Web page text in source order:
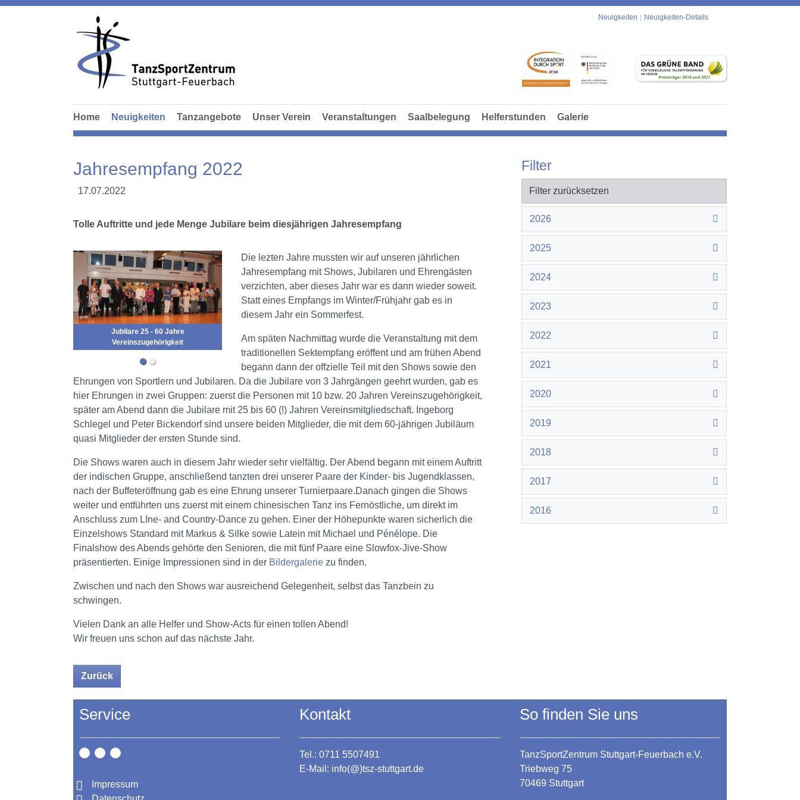
Neuigkeiten Neuigkeiten-Details
Home Neuigkeiten Tanzangebote Unser Verein Veranstaltungen Saalbelegung Helferstunden Galerie
Jahresempfang 2022
17.07.2022
Tolle Auftritte und jede Menge Jubilare beim diesjährigen Jahresempfang
Jubilare 25 - 60 Jahre
Vereinszugehörigkeit
Die lezten Jahre mussten wir auf unseren jährlichen
Jahresempfang mit Shows, Jubilaren und Ehrengästen
verzichten, aber dieses Jahr war es dann wieder soweit.
Statt eines Empfangs im Winter/Frühjahr gab es in
diesem Jahr ein Sommerfest.
Am späten Nachmittag wurde die Veranstaltung mit dem
traditionellen Sektempfang eröffent und am frühen Abend
begann dann der offzielle Teil mit den Shows sowie den
Ehrungen von Sportlern und Jubilaren. Da die Jubilare von 3 Jahrgängen geehrt wurden, gab es
hier Ehrungen in zwei Gruppen: zuerst die Personen mit 10 bzw. 20 Jahren Vereinszugehörigkeit,
später am Abend dann die Jubilare mit 25 bis 60 (!) Jahren Vereinsmitgliedschaft. Ingeborg
Schlegel und Peter Bickendorf sind unsere beiden Mitglieder, die mit dem 60-jährigen Jubiläum
quasi Mitglieder der ersten Stunde sind.
Die Shows waren auch in diesem Jahr wieder sehr vielfältig. Der Abend begann mit einem Auftritt
der indischen Gruppe, anschließend tanzten drei unserer Paare der Kinder- bis Jugendklassen,
nach der Buffeteröffnung gab es eine Ehrung unserer Turnierpaare.Danach gingen die Shows
weiter und entführten uns zuerst mit einem chinesischen Tanz ins Fernöstliche, um direkt im
Anschluss zum LIne- and Country-Dance zu gehen. Einer der Höhepunkte waren sicherlich die
Einzelshows Standard mit Markus & Silke sowie Latein mit Michael und Pénélope. Die
Finalshow des Abends gehörte den Senioren, die mit fünf Paare eine Slowfox-Jive-Show
präsentierten. Einige Impressionen sind in der Bildergalerie zu finden.
Zwischen und nach den Shows war ausreichend Gelegenheit, selbst das Tanzbein zu
schwingen.
Vielen Dank an alle Helfer und Show-Acts für einen tollen Abend!
Wir freuen uns schon auf das nächste Jahr.
Zurück
Filter
Filter zurücksetzen
2026
2025
2024
2023
2022
2021
2020
2019
2018
2017
2016
Service
Impressum
Kontakt
Tel.: 0711 5507491
E-Mail: info(@)tsz-stuttgart.de
So finden Sie uns
TanzSportZentrum Stuttgart-Feuerbach e.V.
Triebweg 75
70469 Stuttgart